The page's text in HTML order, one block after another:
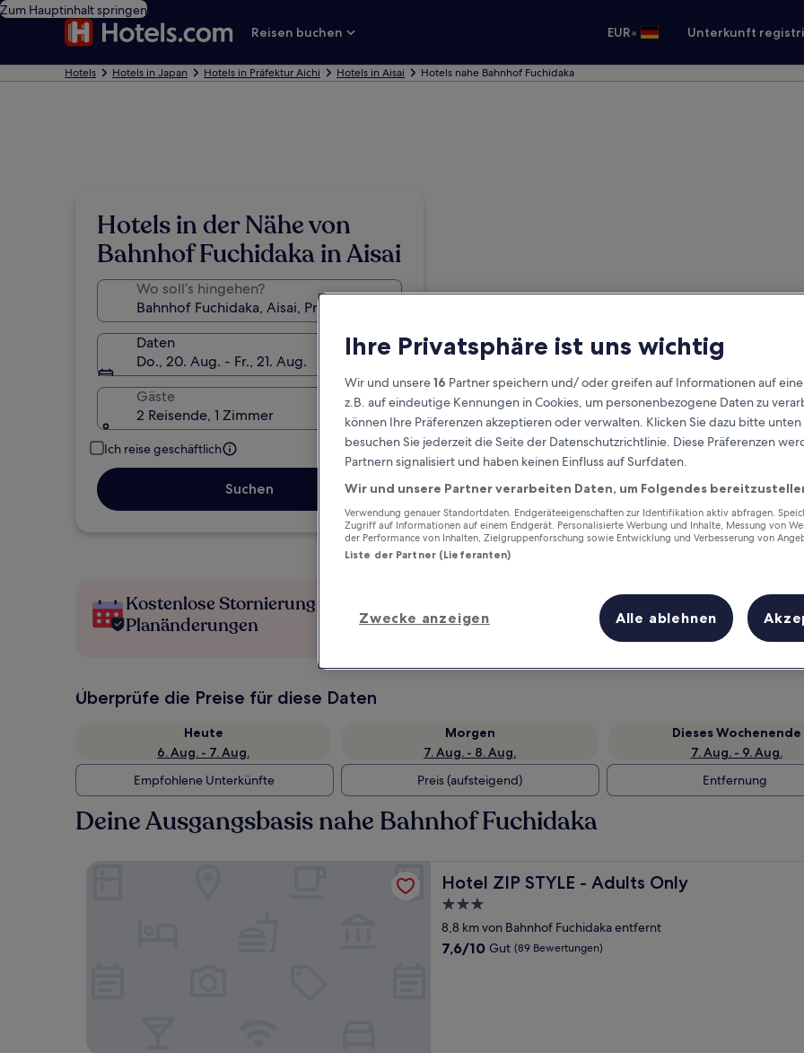
Zum Hauptinhalt springen
Reisen buchen
EUR• Unterkunft
Hotels Hotels in Japan Hotels in Präfektur Aichi Hotels in Aisai Hotels nahe Bahnhof Fuchidaka
Hotels in der Nähe von
Bahnhof Fuchidaka in Aisai
Wo soll’s hingehen?
Daten
Do., 20. Aug. - Fr., 21. Aug.
Gäste
2 Reisende, 1 Zimmer
Ich reise geschäftlich
Suchen
Kostenlose Stornierung bei
Planänderungen
Verdiene Prämien für jede
wahrgenommene Übernachtung
Überprüfe die Preise für diese Daten
Heute
6. Aug. - 7. Aug.
Morgen
7. Aug. - 8. Aug.
Dieses Wochenende
7. Aug. - 9. Aug.
Empfohlene Unterkünfte
Preis (aufsteigend) Entfernung
Deine Ausgangsbasis nahe Bahnhof Fuchidaka
Hotel ZIP STYLE - Adults Only
Hotel ZIP STYLE - Adults Only
3.0-
Sterne-
Unterkunft
8,8 km von Bahnhof Fuchidaka entfernt
7.6
7,6/10 Gut (89 Bewertungen)
Ihre Privatsphäre ist uns wichtig
Wir und unsere16 Partner speichern und/ oder greifen auf Informationen auf
z.B. auf eindeutige Kennungen in Cookies, um personenbezogene Daten zu
können Ihre Präferenzen akzeptieren oder verwalten. Klicken Sie dazu bitte
besuchen Sie jederzeit die Seite der Datenschutzrichtlinie. Diese Präferenzen
Partnern signalisiert und haben keinen Einfluss auf Surfdaten.
Wir und unsere Partner verarbeiten Daten, um Folgendes
Verwendung genauer Standortdaten. Endgeräteeigenschaften zur Identifikation aktiv abfragen.
Zugriff auf Informationen auf einem Endgerät. Personalisierte Werbung und Inhalte, Messung von
der Performance von Inhalten, Zielgruppenforschung sowie Entwicklung und Verbesserung von
Liste der Partner (Lieferanten)
Zwecke anzeigen Alle ablehnen